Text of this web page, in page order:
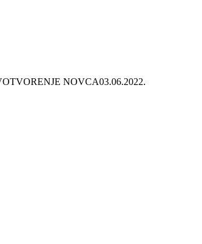
NOVCA03.06.2022.